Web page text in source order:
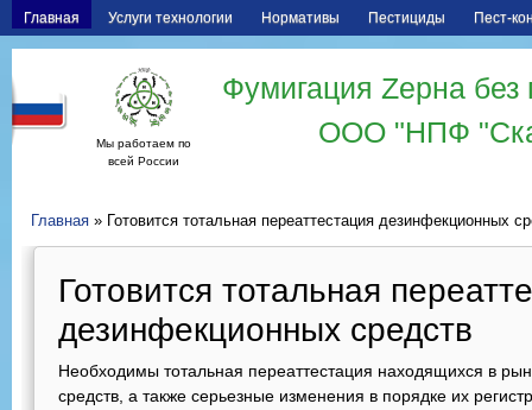
Главная Услуги технологии Нормативы Пестициды Пест-
Мы работаем по
всей России
Фумигация Zерна
ООО "НПФ
Главная » Готовится тотальная переаттестация дезинфекционных
Готовится тотальная
дезинфекционных средств
Необходимы тотальная переаттестация находящихся в
средств, а также серьезные изменения в порядке их